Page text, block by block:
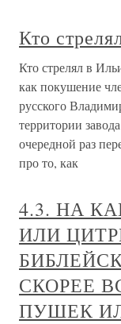
Кто
Кто стрелял в
как покушение
русского
территории
очередной раз
про то, как
4.3. НА
ИЛИ
СКОРЕЕ
ПУШЕК